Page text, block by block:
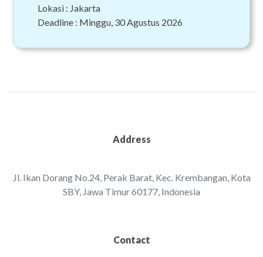
Lokasi : Jakarta
Deadline : Minggu, 30 Agustus 2026
Address
Jl. Ikan Dorang No.24, Perak Barat, Kec. Krembangan, ‌Kota
SBY, Jawa Timur 60177, Indonesia‌‌
Contact